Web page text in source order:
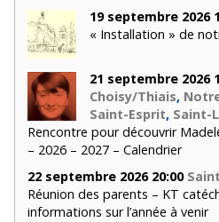
19 septembre 2026
« Installation » de
21 septembre 2026
Choisy/Thiais,
Saint-Esprit, Saint-
Rencontre pour découvrir
– 2026 – 2027 – Calendrier
22 septembre 2026 20:00
Réunion des parents – KT
informations sur l’année à venir